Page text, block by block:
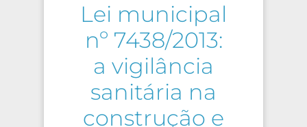
Lei municipal
nº 7438/2013:
a vigilância
sanitária na
construção e